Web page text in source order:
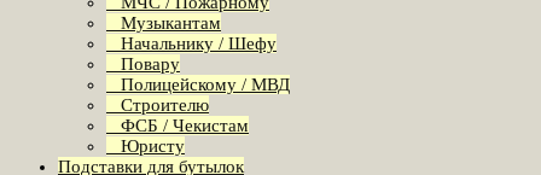
Музыкантам
Начальнику / Шефу
Повару
Полицейскому / МВД
Строителю
ФСБ / Чекистам
Юристу
Подставки для бутылок